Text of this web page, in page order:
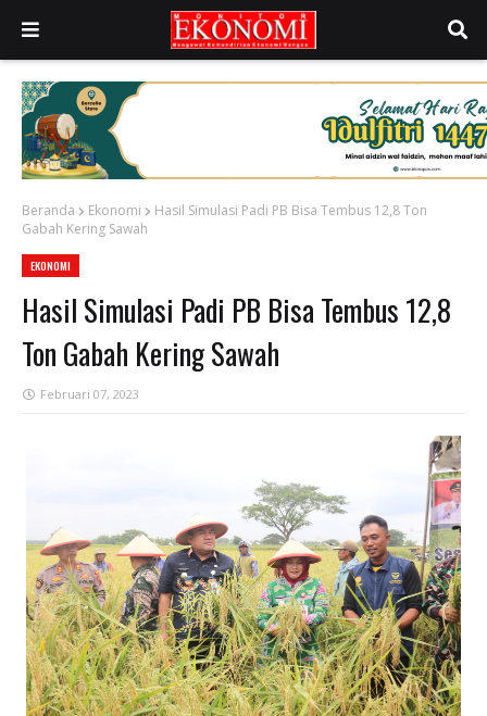
Beranda Ekonomi
Hasil Simulasi Padi PB Bisa Tembus 12,8 Ton
Gabah Kering Sawah
EKONOMI
Hasil Simulasi Padi PB Bisa Tembus 12,8
Ton Gabah Kering Sawah
Februari 07, 2023